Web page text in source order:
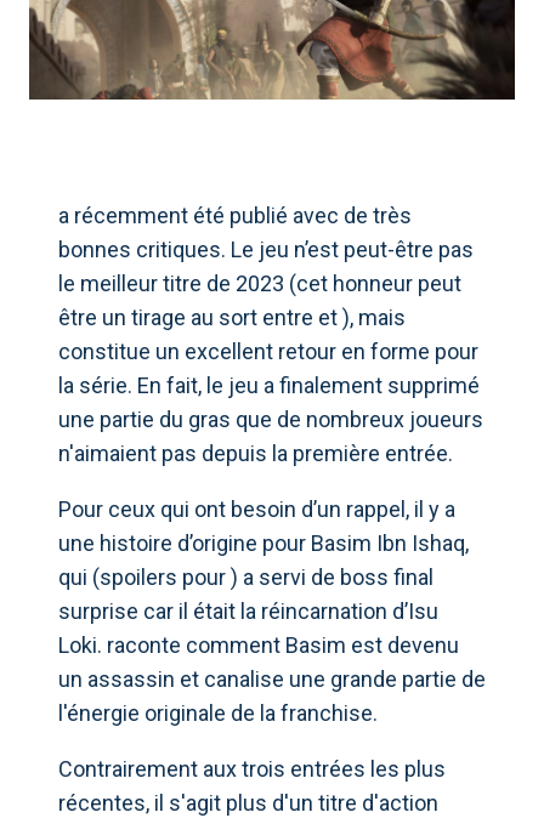
a récemment été publié avec de très
bonnes critiques. Le jeu n’est peut-être pas
le meilleur titre de 2023 (cet honneur peut
être un tirage au sort entre et ), mais
constitue un excellent retour en forme pour
la série. En fait, le jeu a finalement supprimé
une partie du gras que de nombreux joueurs
n'aimaient pas depuis la première entrée.
Pour ceux qui ont besoin d’un rappel, il y a
une histoire d’origine pour Basim Ibn Ishaq,
qui (spoilers pour ) a servi de boss final
surprise car il était la réincarnation d’Isu
Loki. raconte comment Basim est devenu
un assassin et canalise une grande partie de
l'énergie originale de la franchise.
Contrairement aux trois entrées les plus
récentes, il s'agit plus d'un titre d'action